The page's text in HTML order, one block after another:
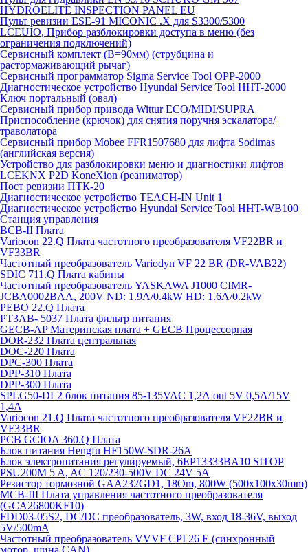
HYDROELITE INSPECTION PANEL EU
Пульт ревизии ESE-91 MICONIC .X для S3300/5300
LCEUIO, Прибор разблокировки доступа в меню (без
ограничения подключений)
Сервисный комплект (В=90мм) (струбцина и
растормаживающий рычаг)
Сервисный программатор Sigma Service Tool OPP-2000
Диагностическое устройство Hyundai Service Tool HHT-2000
Ключ портальный (овал)
Сервисный прибор привода Wittur ECO/MIDI/SUPRA
Приспособление (крючок) для снятия поручня эскалатора/
траволатора
Сервисный прибор Mobee FFR1507680 для лифта Sodimas
(английская версия)
Устройство для разблокировки меню и диагностики лифтов
LCEKNX P2D KoneXion (реаниматор)
Пост ревизии ПТК-20
Диагностическое устройство TEACH-IN Unit 1
Диагностическое устройство Hyundai Service Tool HHT-WB100
Станция управления
BCB-II Плата
Variocon 22.Q Плата частотного преобразователя VF22BR и
VF33BR
Частотный преобразователь Variodyn VF 22 BR (DR-VAB22)
SDIC 711.Q Плата кабины
Частотный преобразователь YASKAWA J1000 CIMR-
JCBA0002BAA, 200V ND: 1.9A/0.4kW HD: 1.6A/0.2kW
PEBO 22.Q Плата
РТ3АВ- 5037 Плата фильтр питания
GECB-AP Материнская плата + GECB Процессорная
DOR-232 Плата центральная
DOC-220 Плата
DPC-300 Плата
DPP-310 Плата
DPP-300 Плата
SPLG50-DL2 блок питания 85-135VAC 1,2А out 5V 0,5А/15V
1,4А
Variocon 21.Q Плата частотного преобразователя VF22BR и
VF33BR
PCB GCIOA 360.Q Плата
Блок питания Hengfu HF150W-SDR-26A
Блок электропитания регулируемый, 6EP13333BA10 SITOP
PSU200M 5 A, AC 120/230-500V DC 24V 5A
Резистор тормозной GAA232GD1, 18Om, 800W (500x100x30mm)
MCB-III Плата управления частотного преобразователя
(GCA26800KF10)
FDD03-05S2, DC/DC преобразователь, 3W, вход 18-36V, выход
5V/500mA
Частотный преобразователь VVVF CPI 26 E (синхронный
мотор, шина CAN)